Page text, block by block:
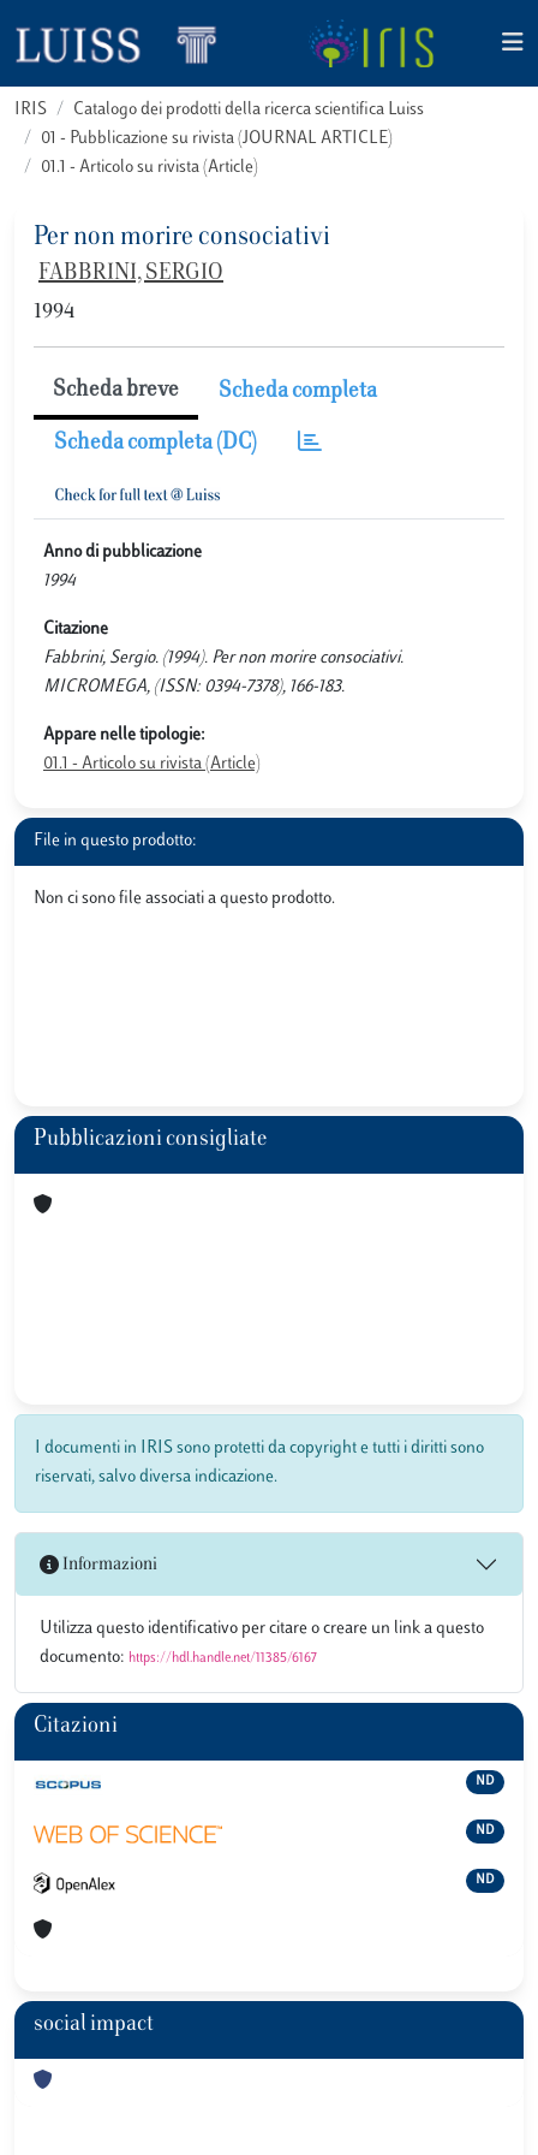
IRIS
Catalogo dei prodotti della ricerca scientifica Luiss
01 - Pubblicazione su rivista (JOURNAL ARTICLE)
01.1 - Articolo su rivista (Article)
Per non morire consociativi
FABBRINI, SERGIO
1994
Scheda breve Scheda completa
Scheda completa (DC)
Anno di pubblicazione
1994
Citazione
Fabbrini, Sergio. (1994). Per non morire consociativi.
MICROMEGA, (ISSN: 0394-7378), 166-183.
Appare nelle tipologie:
01.1 - Articolo su rivista (Article)
File in questo prodotto:
Non ci sono file associati a questo prodotto.
Pubblicazioni consigliate
I documenti in IRIS sono protetti da copyright e tutti i diritti sono
riservati, salvo diversa indicazione.
Informazioni
Utilizza questo identificativo per citare o creare un link a questo
documento: https://hdl.handle.net/11385/6167
Citazioni
ND
ND
ND
social impact